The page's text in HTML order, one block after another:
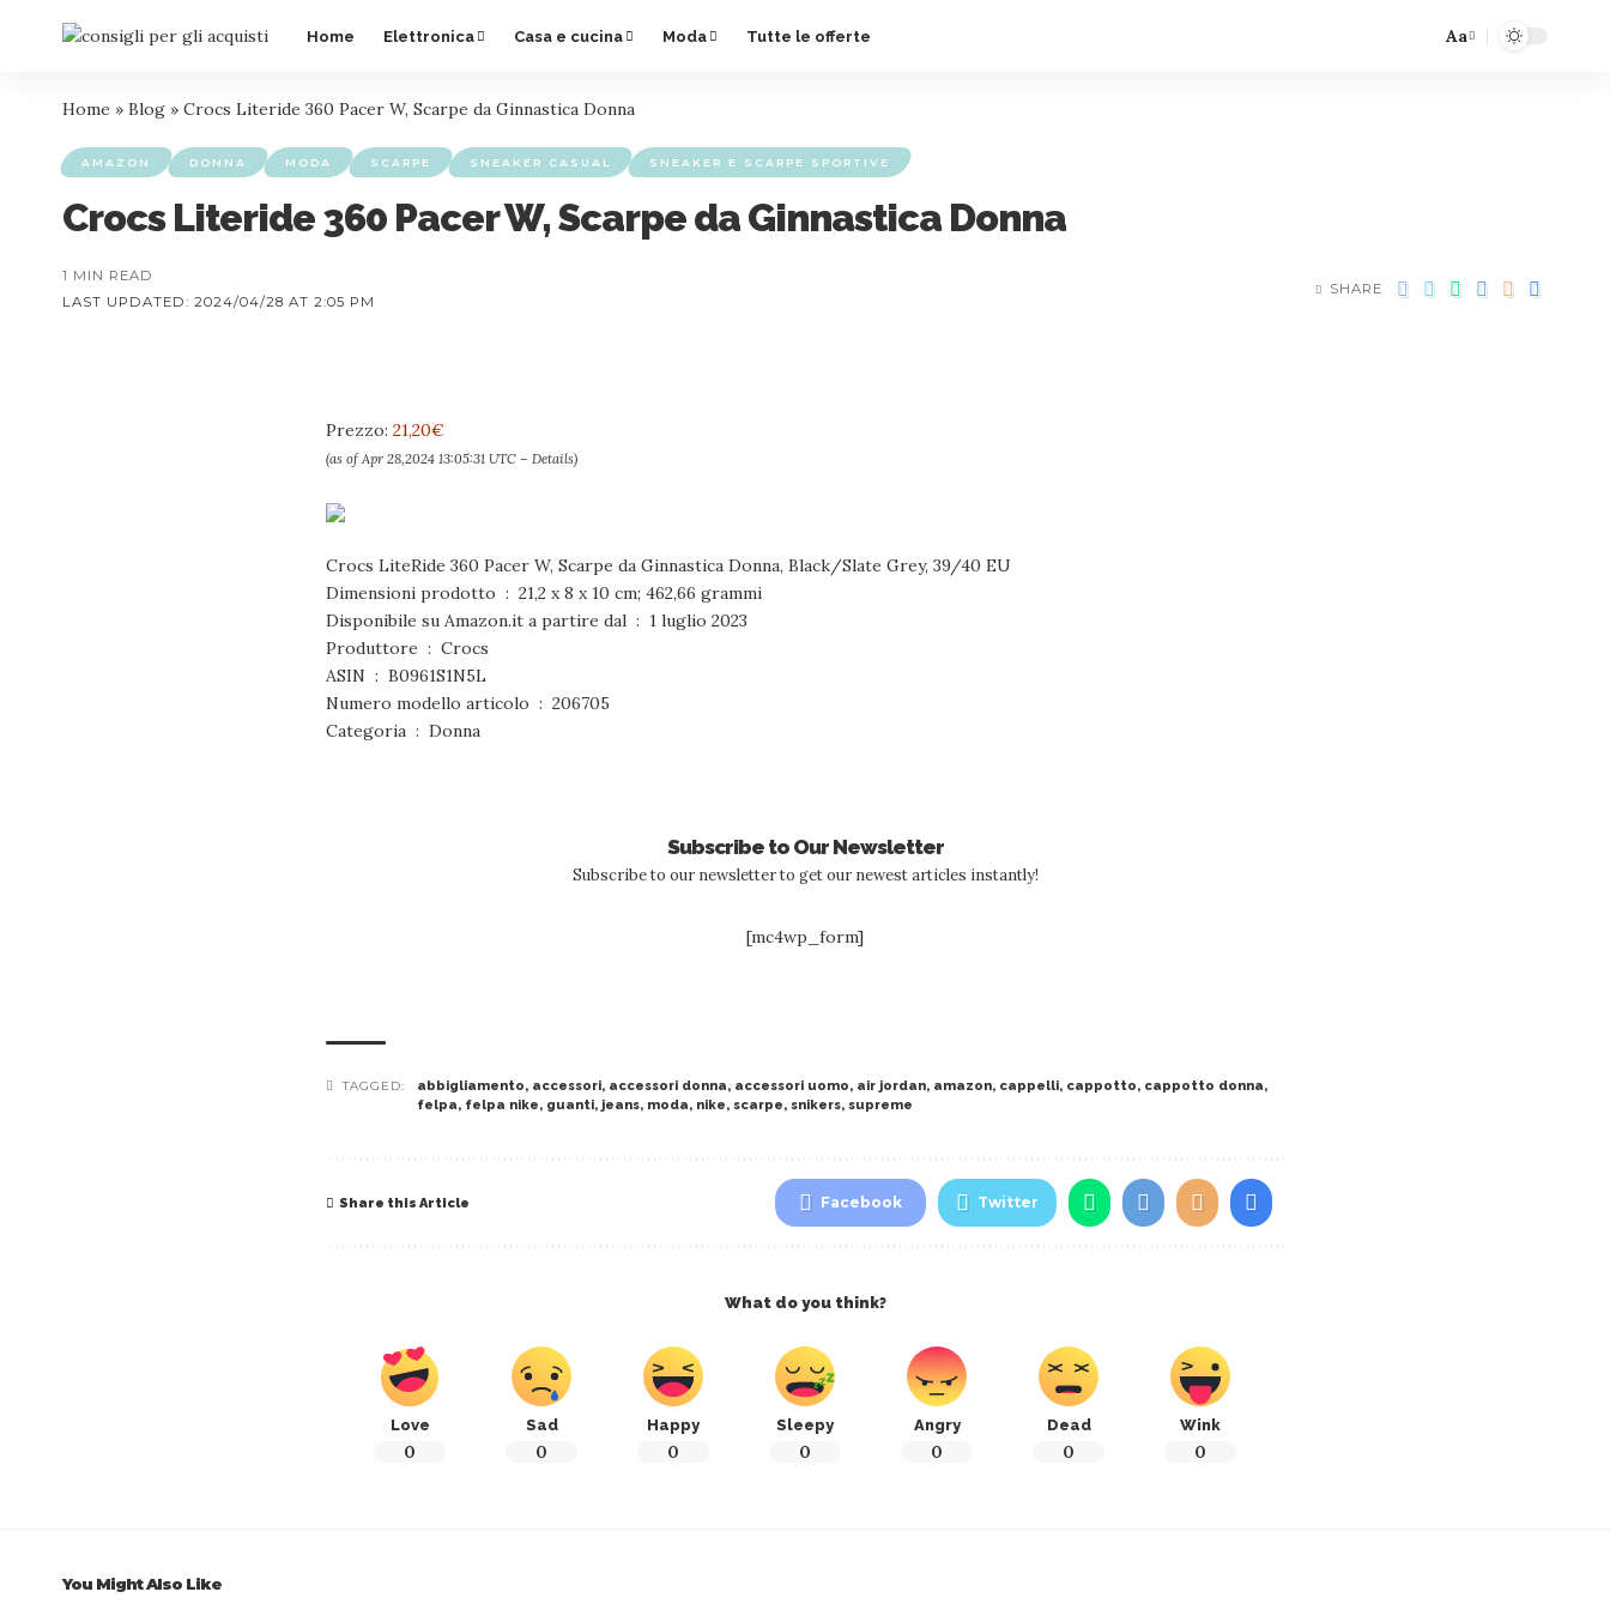
Home Elettronica Casa e cucina Moda Tutte le offerte Aa
Home » Blog » Crocs Literide 360 Pacer W, Scarpe da Ginnastica Donna
AMAZON DONNA MODA SCARPE SNEAKER CASUAL SNEAKER E SCARPE SPORTIVE
Crocs Literide 360 Pacer W, Scarpe da Ginnastica Donna
LAST UPDATED: 2024/04/28 AT 2:05 PM
1 MIN READ
SHARE
Prezzo: 21,20€
(as of Apr 28,2024 13:05:31 UTC – Details)
Crocs LiteRide 360 Pacer W, Scarpe da Ginnastica Donna, Black/Slate Grey, 39/40 EU
Dimensioni prodotto ‏ : ‎ 21,2 x 8 x 10 cm; 462,66 grammi
Disponibile su Amazon.it a partire dal ‏ : ‎ 1 luglio 2023
Produttore ‏ : ‎ Crocs
ASIN ‏ : ‎ B0961S1N5L
Numero modello articolo ‏ : ‎ 206705
Categoria ‏ : ‎ Donna
Subscribe to Our Newsletter
Subscribe to our newsletter to get our newest articles instantly!
[mc4wp_form]
TAGGED: abbigliamento, accessori, accessori donna, accessori uomo, air jordan, amazon, cappelli, cappotto, cappotto donna,
felpa, felpa nike, guanti, jeans, moda, nike, scarpe, snikers, supreme
Share this Article Facebook Twitter
What do you think?
Love
0
Sad
0
Happy
0
Sleepy
0
Angry
0
Dead
0
Wink
0
You Might Also Like